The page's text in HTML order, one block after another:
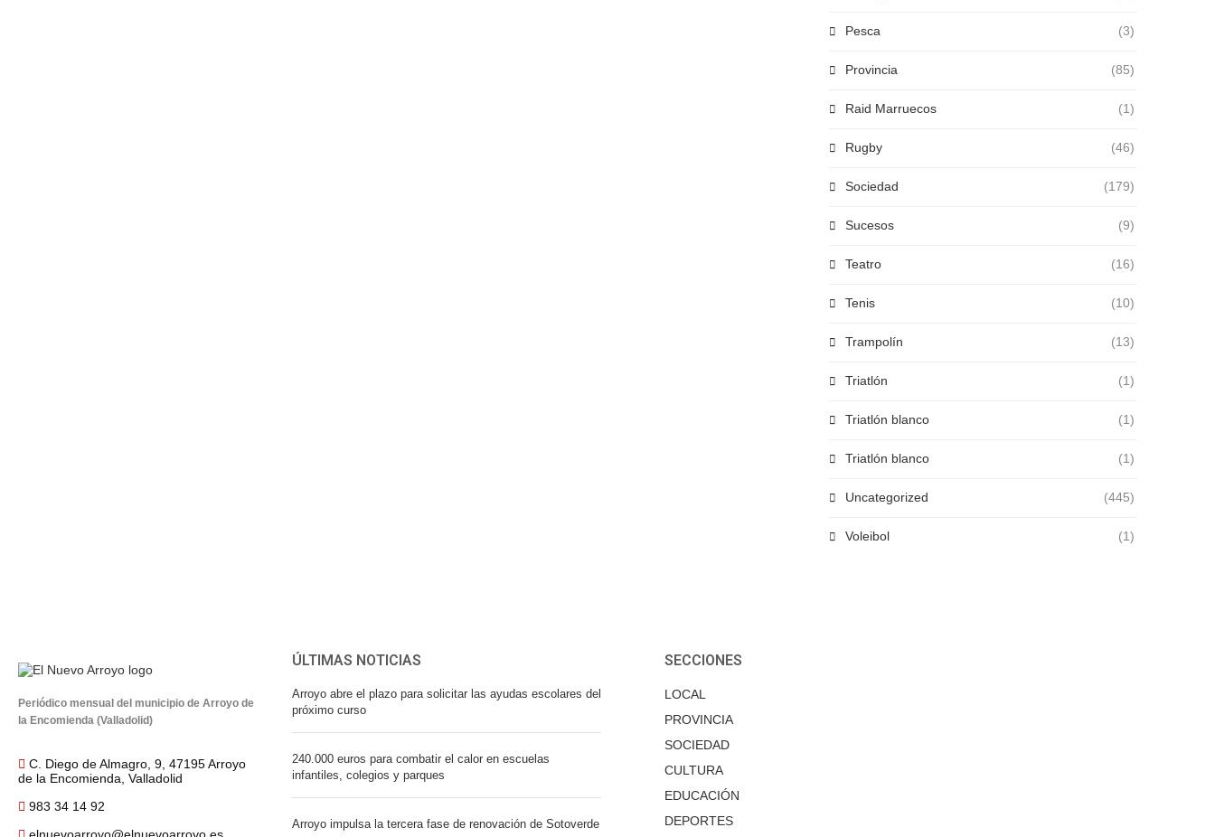
Pesca (3)
Provincia (85)
Raid Marruecos (1)
Rugby (46)
Sociedad (179)
Sucesos (9)
Teatro (16)
Tenis (10)
Trampolín (13)
Triatlón (1)
Triatlón blanco (1)
Triatlón blanco (1)
Uncategorized (445)
Voleibol (1)
Periódico mensual del municipio de Arroyo de
la Encomienda (Valladolid)
C. Diego de Almagro, 9, 47195 Arroyo
de la Encomienda, Valladolid
983 34 14 92
ÚLTIMAS NOTICIAS
Arroyo abre el plazo para solicitar las ayudas escolares del
próximo curso
240.000 euros para combatir el calor en escuelas
infantiles, colegios y parques
Arroyo impulsa la tercera fase de renovación de Sotoverde
SECCIONES
LOCAL
PROVINCIA
SOCIEDAD
CULTURA
EDUCACIÓN
DEPORTES